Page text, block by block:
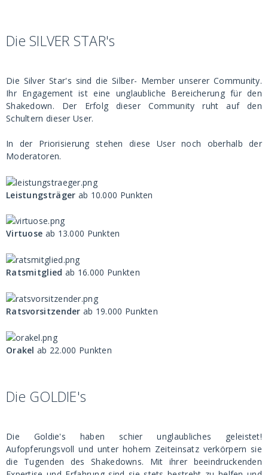
Die SILVER STAR's
Die Silver Star's sind die Silber- Member unserer Community.
Ihr Engagement ist eine unglaubliche Bereicherung für den
Shakedown. Der Erfolg dieser Community ruht auf den
Schultern dieser User.
In der Priorisierung stehen diese User noch oberhalb der
Moderatoren.
Leistungsträger ab 10.000 Punkten
Virtuose ab 13.000 Punkten
Ratsmitglied ab 16.000 Punkten
Ratsvorsitzender ab 19.000 Punkten
Orakel ab 22.000 Punkten
Die GOLDIE's
Die Goldie's haben schier unglaubliches geleistet!
Aufopferungsvoll und unter hohem Zeiteinsatz verkörpern sie
die Tugenden des Shakedowns. Mit ihrer beeindruckenden